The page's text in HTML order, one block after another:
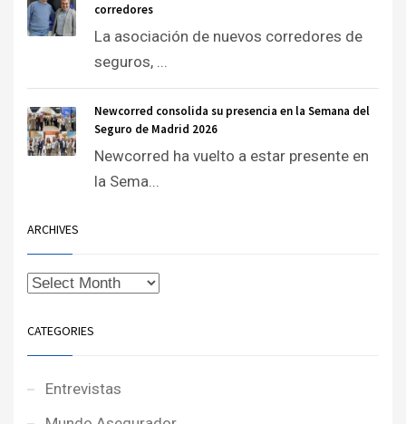
corredores
La asociación de nuevos corredores de
seguros, ...
Newcorred consolida su presencia en la Semana del
Seguro de Madrid 2026
Newcorred ha vuelto a estar presente en
la Sema...
ARCHIVES
CATEGORIES
Entrevistas